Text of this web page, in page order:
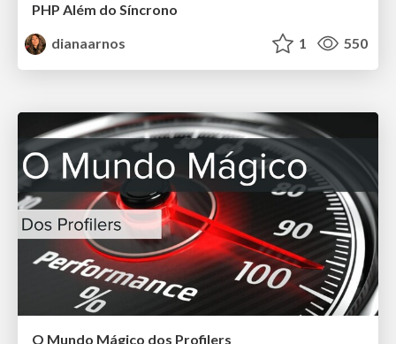
PHP Além do Síncrono
dianaarnos
1 550
O Mundo Mágico dos Profilers